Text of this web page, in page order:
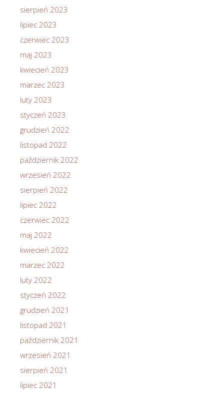
sierpień 2023
lipiec 2023
czerwiec 2023
maj 2023
kwiecień 2023
marzec 2023
luty 2023
styczeń 2023
grudzień 2022
listopad 2022
październik 2022
wrzesień 2022
sierpień 2022
lipiec 2022
czerwiec 2022
maj 2022
kwiecień 2022
marzec 2022
luty 2022
styczeń 2022
grudzień 2021
listopad 2021
październik 2021
wrzesień 2021
sierpień 2021
lipiec 2021